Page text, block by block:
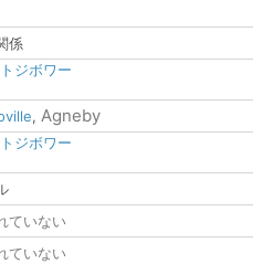
係
ジボワー
, Agneby
ジボワー
ていない
ていない